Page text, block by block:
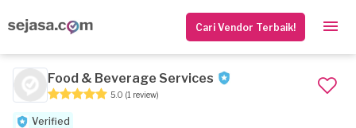
Cari Vendor Terbaik!
Food & Beverage Services
5.0 (1 review)
Verified